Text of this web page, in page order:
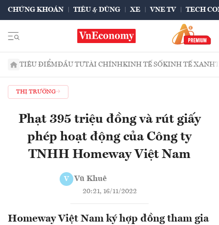
CHỨNG KHOÁN TIÊU & DÙNG XE VNE TV TECH
TIÊU ĐIỂMĐẦU TƯTÀI CHÍNHKINH TẾ SỐKINH TẾ XANH
THỊ TRƯỜNG
Phạt 395 triệu đồng và rút giấy
phép hoạt động của Công ty
TNHH Homeway Việt Nam
V Vũ Khuê
20:21, 16/11/2022
Homeway Việt Nam ký hợp đồng tham gia